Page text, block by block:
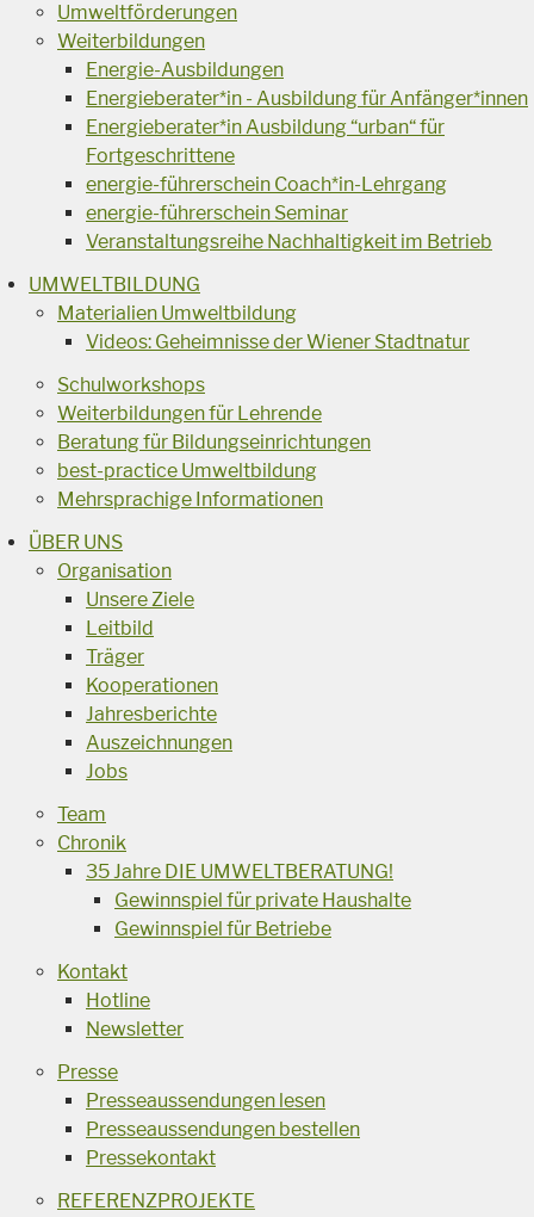
Umweltförderungen
Weiterbildungen
Energie-Ausbildungen
Energieberater*in - Ausbildung für Anfänger*innen
Energieberater*in Ausbildung “urban“ für
Fortgeschrittene
energie-führerschein Coach*in-Lehrgang
energie-führerschein Seminar
Veranstaltungsreihe Nachhaltigkeit im Betrieb
UMWELTBILDUNG
Materialien Umweltbildung
Videos: Geheimnisse der Wiener Stadtnatur
Schulworkshops
Weiterbildungen für Lehrende
Beratung für Bildungseinrichtungen
best-practice Umweltbildung
Mehrsprachige Informationen
ÜBER UNS
Organisation
Unsere Ziele
Leitbild
Träger
Kooperationen
Jahresberichte
Auszeichnungen
Jobs
Team
Chronik
35 Jahre DIE UMWELTBERATUNG!
Gewinnspiel für private Haushalte
Gewinnspiel für Betriebe
Kontakt
Hotline
Newsletter
Presse
Presseaussendungen lesen
Presseaussendungen bestellen
Pressekontakt
REFERENZPROJEKTE